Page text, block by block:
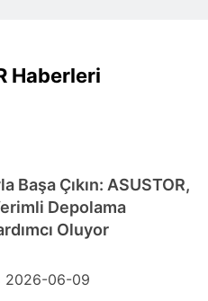
Haberleri
Başa Çıkın: ASUSTOR,
Depolama
Oluyor
2026-06-09